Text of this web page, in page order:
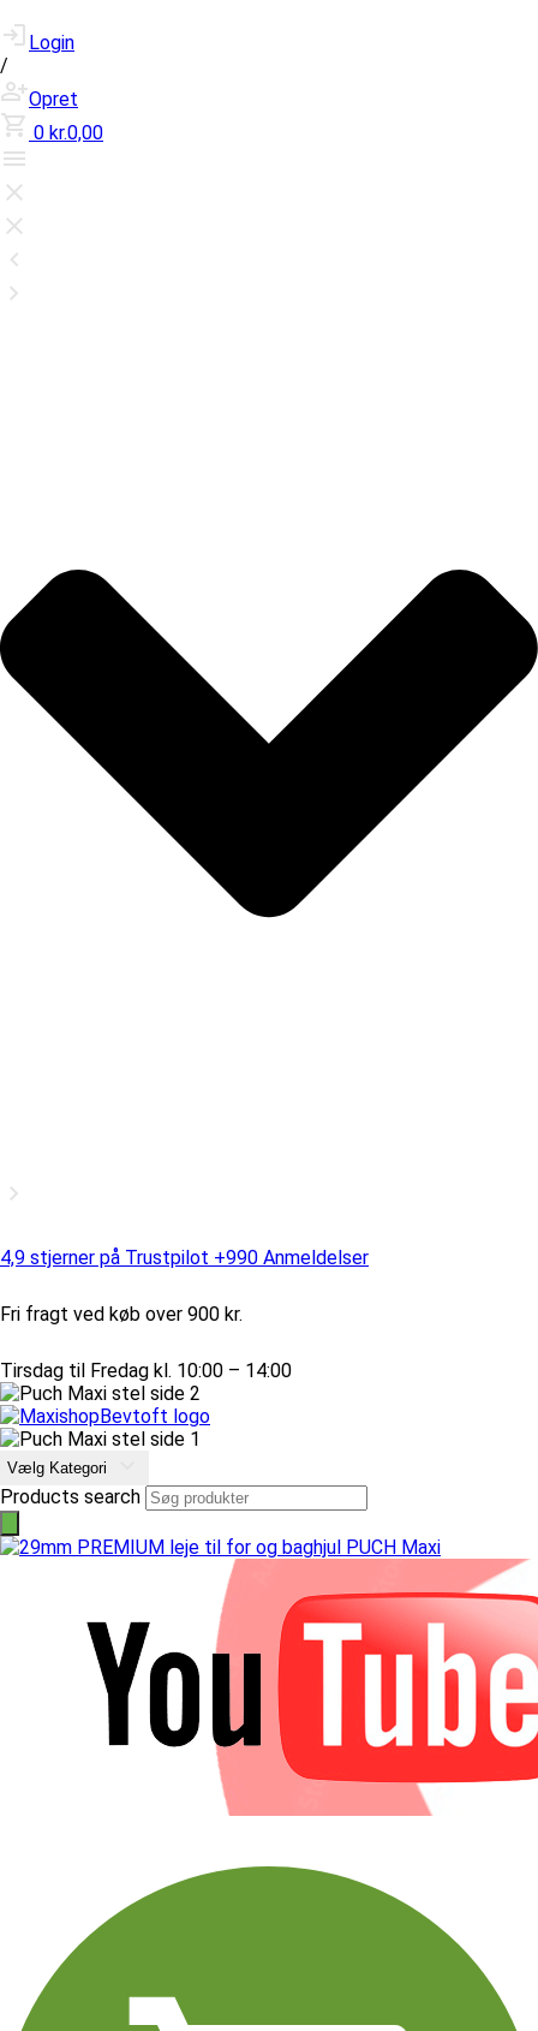
Login
/
Opret
0 kr.0,00
4,9 stjerner på Trustpilot +990 Anmeldelser
Fri fragt ved køb over 900 kr.
Tirsdag til Fredag kl. 10:00 – 14:00
Vælg Kategori
Products search